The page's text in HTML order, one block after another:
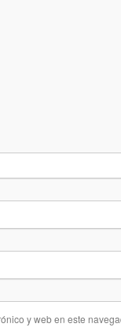
y web en este